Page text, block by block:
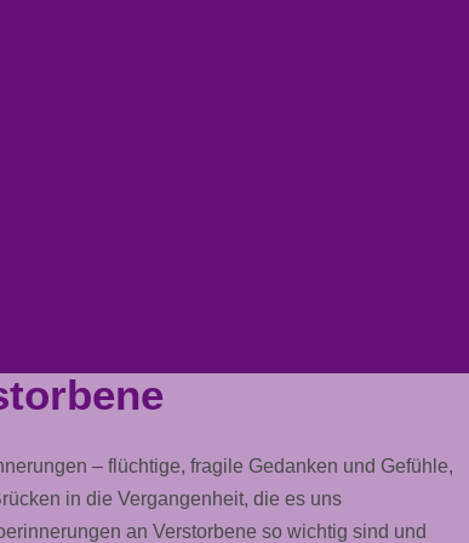
– flüchtige, fragile Gedanken und Gefühle,
in die Vergangenheit, die es uns
an Verstorbene so wichtig sind und